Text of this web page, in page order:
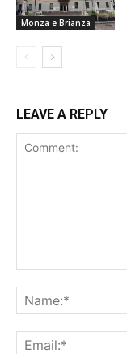
Monza e Brianza
LEAVE A REPLY